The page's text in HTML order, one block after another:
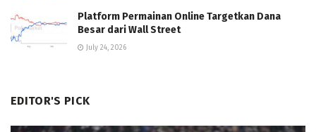
Platform Permainan Online Targetkan Dana
Besar dari Wall Street
July 24, 2026
EDITOR'S PICK